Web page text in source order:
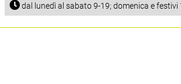
dal lunedì al sabato 9-19; domenica e festivi